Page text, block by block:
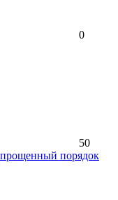
0
50
порядок